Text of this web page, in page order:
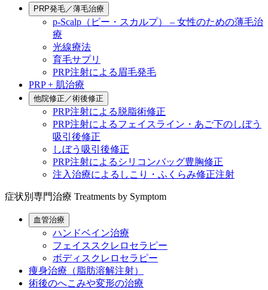
PRP発毛／薄毛治療
p-Scalp（ピー・スカルプ） – 女性のための薄毛治
療
光線療法
育毛サプリ
PRP注射による眉毛発毛
PRP + 肌治療
他院修正／術後修正
PRP注射による脱脂術修正
PRP注射によるフェイスライン・あご下のしぼう
吸引後修正
しぼう吸引後修正
PRP注射によるシリコンバッグ豊胸修正
注入治療によるしこり・ふくらみ修正注射
症状別専門治療 Treatments by Symptom
血管治療
ハンドベイン治療
フェイススクレロセラピー
ボディスクレロセラピー
痩身治療（脂肪溶解注射）
術後のへこみや変形の治療